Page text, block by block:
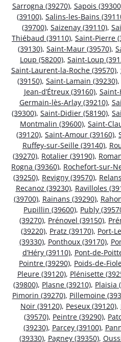
Sarrogna (39270), Sapois
(39100), Salins-les-Bains
(39700), Saizenay (39110),
Thiébaud (39110), Saint-Pierre
(39130), Saint-Maur (39570),
Loup (58200), Saint-Loup
Saint-Laurent-la-Roche (39570),
(39150), Saint-Lamain (39230),
Jean-d’Étreux (39160),
Germain-lès-Arlay (39210),
(39300), Saint-Didier (58190),
Montmalin (39600), Saint-
(39120), Saint-Amour (39160),
Ruffey-sur-Seille (39140),
(39270), Rotalier (39190),
Rogna (39360), Rochefort-sur-
(39250), Revigny (39570),
Recanoz (39230), Ravilloles
(39700), Rainans (39290),
Pupillin (39600), Publy
(39270), Prénovel (39150),
(39220), Pratz (39170), Port-
(39330), Ponthoux (39170),
d’Héry (39110), Pont-de-
Pointre (39290), Poids-de-
Pleure (39120), Plénisette
(39800), Plasne (39210), Plaisia
Pimorin (39270), Pillemoine
Noir (39120), Peseux (39120),
(39570), Peintre (39290),
(39230), Parcey (39100),
(39330), Pagney (39350),